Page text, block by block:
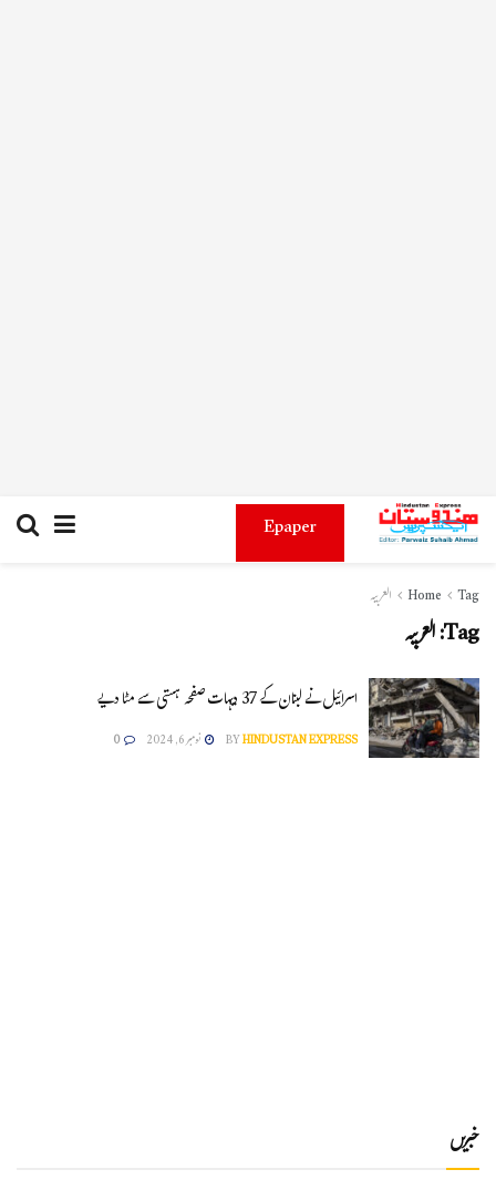
Epaper
Home Tag العربیہ
Tag:العربیہ
اسرائیل نے لبنان کے 37 دیہات صفحہ ہستی سے مٹا دیے
BYHINDUSTAN EXPRESS نومبر 6, 2024 0
خبریں